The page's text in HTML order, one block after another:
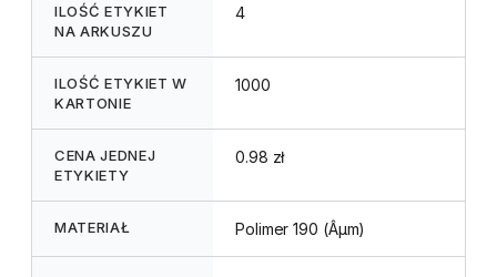
ILOŚĆ ETYKIET
NA ARKUSZU
4
ILOŚĆ ETYKIET W
KARTONIE
1000
CENA JEDNEJ
ETYKIETY
0.98 zł
MATERIAŁ Polimer 190 (Âµm)